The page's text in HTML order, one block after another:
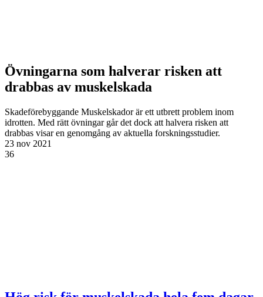
Övningarna som halverar risken att
drabbas av muskelskada
Skadeförebyggande Muskelskador är ett utbrett problem inom
idrotten. Med rätt övningar går det dock att halvera risken att
drabbas visar en genomgång av aktuella forskningsstudier.
23 nov 2021
36